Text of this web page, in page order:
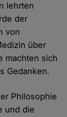
lehrten
der
von
über
machten sich
Gedanken.
Philosophie
und die